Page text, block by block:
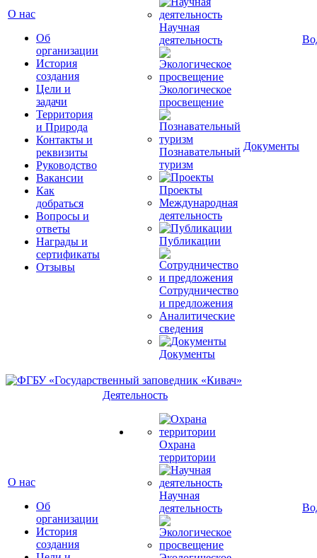
О нас
Об
организации
История
создания
Цели и
задачи
Территория
и Природа
Контакты и
реквизиты
Руководство
Вакансии
Как
добраться
Вопросы и
ответы
Награды и
сертификаты
Отзывы
Научная
деятельность
Экологическое
просвещение
Познавательный
туризм
Проекты
Международная
деятельность
Публикации
Сотрудничество
и предложения
Аналитические
сведения
Документы
Документы
О нас
Об
организации
История
создания
Деятельность
Охрана
территории
Научная
деятельность